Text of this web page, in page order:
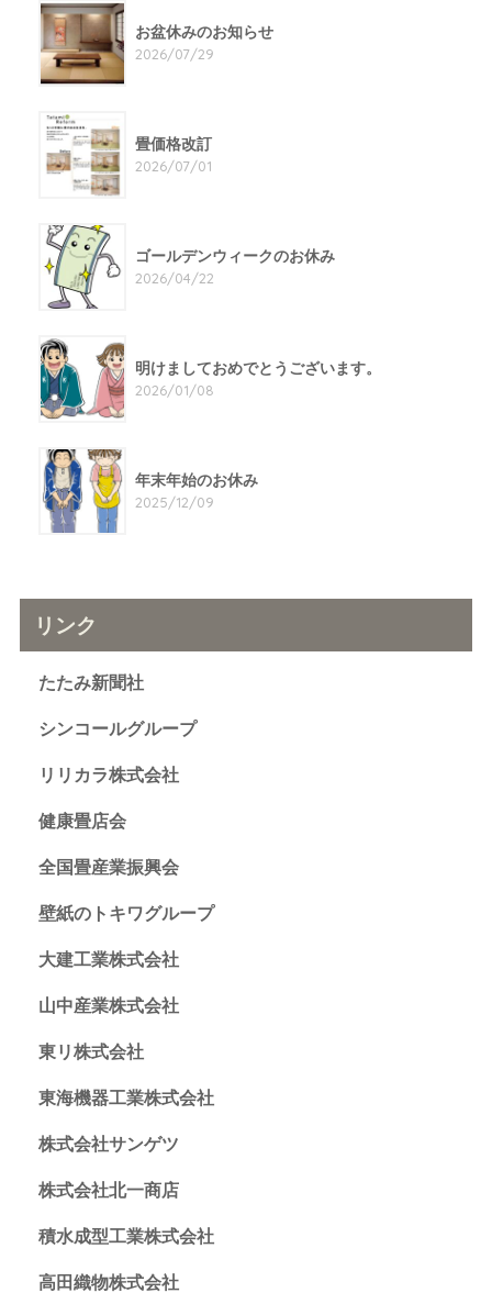
お盆休みのお知らせ
2026/07/29
畳価格改訂
2026/07/01
ゴールデンウィークのお休み
2026/04/22
明けましておめでとうございます。
2026/01/08
年末年始のお休み
2025/12/09
リンク
たたみ新聞社
シンコールグループ
リリカラ株式会社
健康畳店会
全国畳産業振興会
壁紙のトキワグループ
大建工業株式会社
山中産業株式会社
東リ株式会社
東海機器工業株式会社
株式会社サンゲツ
株式会社北一商店
積水成型工業株式会社
高田織物株式会社